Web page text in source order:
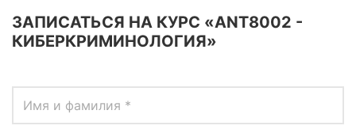
HAproxy
Wireshark
ЗАПИСАТЬСЯ НА КУРС «ANT8002 -
КИБЕРКРИМИНОЛОГИЯ»